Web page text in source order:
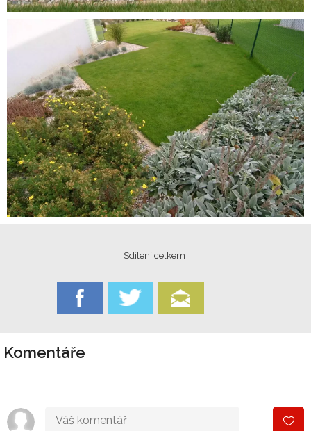
Sdílení celkem
Komentáře